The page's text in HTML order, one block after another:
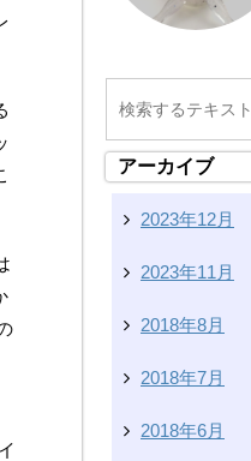
アーカイブ
2023年12月
2023年11月
2018年8月
2018年7月
2018年6月